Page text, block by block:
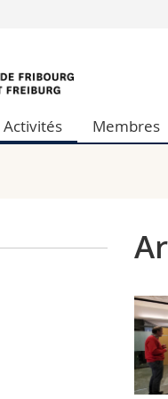
Sciences
Lettres et
Activités Membres